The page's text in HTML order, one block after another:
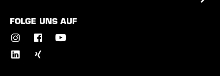
FOLGE UNS AUF